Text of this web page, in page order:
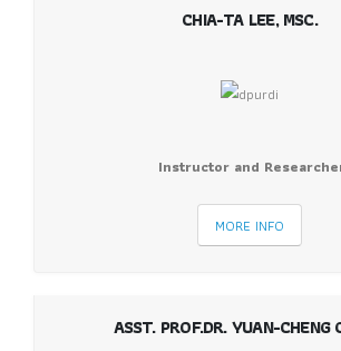
CHIA-TA LEE, MSC.
Instructor and
MORE INFO
ASST. PROF.DR. YUAN-CHENG